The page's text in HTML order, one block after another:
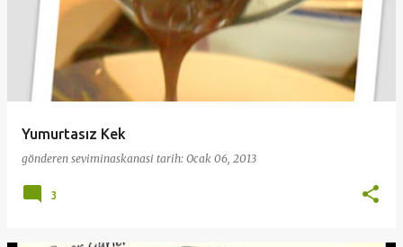
Yumurtasız Kek
gönderen seviminaskanasi tarih: Ocak 06, 2013
3